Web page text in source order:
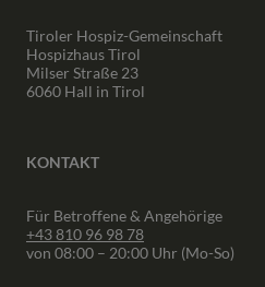
Tiroler Hospiz-Gemeinschaft
Hospizhaus Tirol
Milser Straße 23
6060 Hall in Tirol
KONTAKT
Für Betroffene & Angehörige
+43 810 96 98 78
von 08:00 – 20:00 Uhr (Mo-So)